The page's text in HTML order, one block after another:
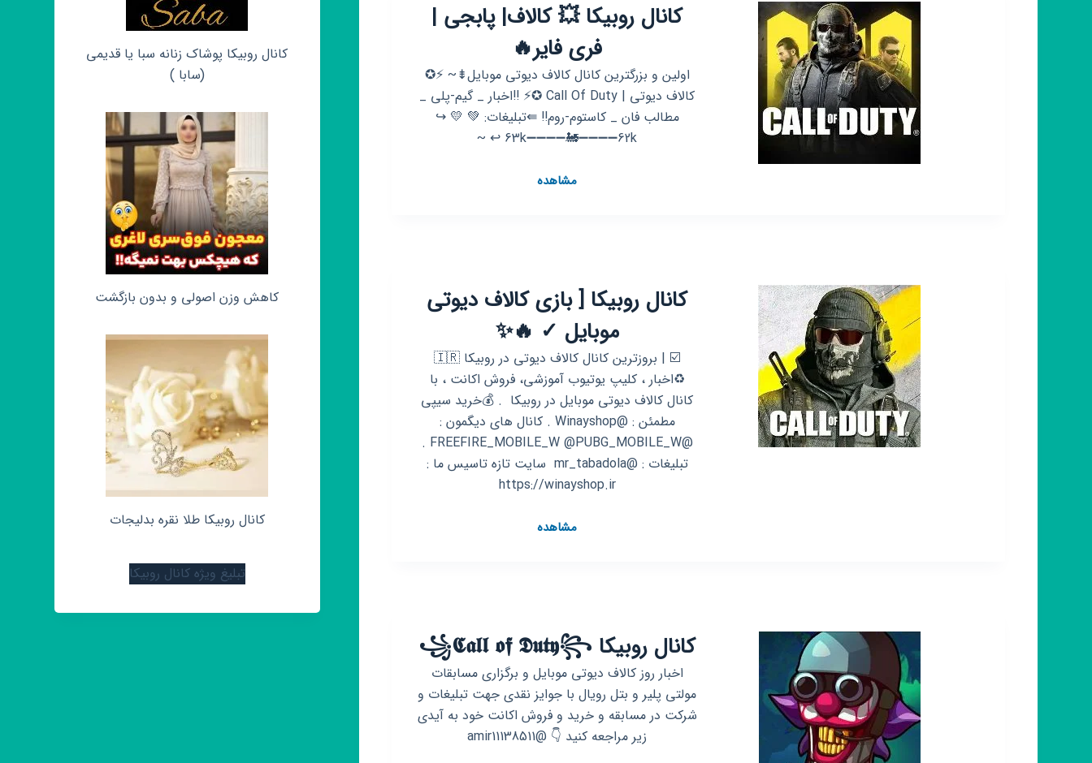
کانال روبیکا 💥 کالاف| پابجی |
فری فایر🔥
اولین و بزرگترین کانال کالاف دیوتی موبایل⇟~ ⚡✪
کالاف دیوتی | Call Of Duty ✪⚡ ‼اخبار _ گیم-پلی _
مطالب فان _ کاستوم-روم‼️ ⇚تبلیغات: 💚 💛 ↪
63k➖➖➖➖🚂➖➖➖➖62k ↩️ ~
مشاهدهکانال
فری
فایر
🔥
کانال روبیکا [ بازی کالاف دیوتی
موبایل ✓ 🔥✨
⁩⁦☑️⁩ | بروزترین کانال کالاف دیوتی در روبیکا 🇮🇷
♻️اخبار ، کلیپ یوتیوب آموزشی، فروش اکانت ، با
کانال کالاف دیوتی موبایل در روبیکا ‌ . 💰خرید سیپی
مطمئن : @Winayshop . کانال های دیگمون :
@FREEFIRE_MOBILE_W @PUBG_MOBILE_W .
تبلیغات : @mr_tabadola ‌ سایت تازه تاسیس ما :
https://winayshop.ir
مشاهدهکانال
موبایل
🔥
✨
کانال روبیکا ꧁️𝕮𝖆𝖑𝖑 𝖔𝖋 𝕯𝖚𝖙𝖞꧂
اخبار روز کالاف دیوتی موبایل و برگزاری مسابقات
مولتی پلیر و بتل رویال با جوایز نقدی جهت تبلیغات و
شرکت در مسابقه و خرید و فروش اکانت خود به آیدی
زیر مراجعه کنید 👇 @amir11138511
کانال روبیکا پوشاک زنانه سبا یا قدیمی
(سابا )
کاهش وزن اصولی و بدون بازگشت
کانال روبیکا طلا نقره بدلیجات
تبلیغ ویژه کانال روبیکا